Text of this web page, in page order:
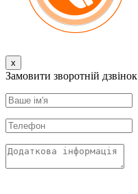
x
Замовити зворотній дзвінок